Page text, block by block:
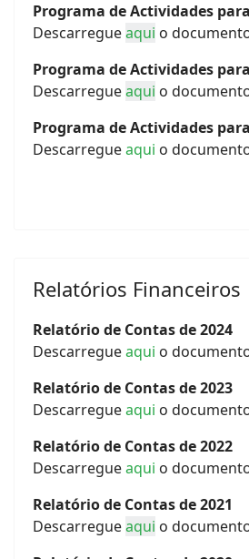
Programa de Actividades
Descarregueaqui o
Programa de Actividades
Descarregueaqui o
Programa de Actividades
Descarregueaqui o
Relatórios Financeiros
Relatório de Contas de 2024
Descarregueaqui o
Relatório de Contas de 2023
Descarregueaqui o
Relatório de Contas de 2022
Descarregueaqui o
Relatório de Contas de 2021
Descarregueaqui o